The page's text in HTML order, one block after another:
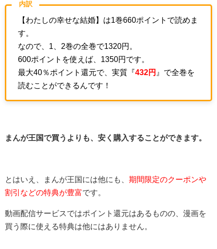
内訳
【わたしの幸せな結婚】は1巻660ポイントで読めま
す。
なので、1、2巻の全巻で1320円。
600ポイントを使えば、1350円です。
最大40％ポイント還元で、実質『432 円 』で全巻を
読むことができるんです！
まんが王国で買うよりも、安く購入することができます。
とはいえ、まんが王国には他にも、 期間限定のクーポンや
割引などの特典が豊富です。
動画配信サービスではポイント還元はあるものの、漫画を
買う際に使える特典は他にはありません。